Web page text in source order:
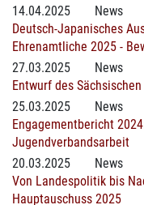
14.04.2025
News
Deutsch-Japanisches
Ehrenamtliche 2025 -
27.03.2025
News
Entwurf des
25.03.2025
News
Engagementbericht
Jugendverbandsarbeit
20.03.2025
News
Von Landespolitik bis
Hauptauschuss 2025